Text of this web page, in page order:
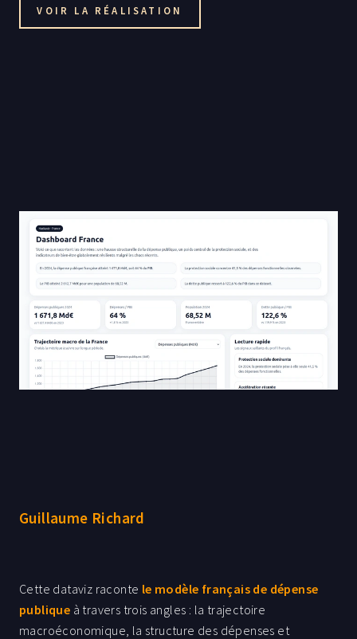
VOIR LA RÉALISATION
Guillaume Richard
Cette dataviz raconte le modèle français de dépense
publique à travers trois angles : la trajectoire
macroéconomique, la structure des dépenses et